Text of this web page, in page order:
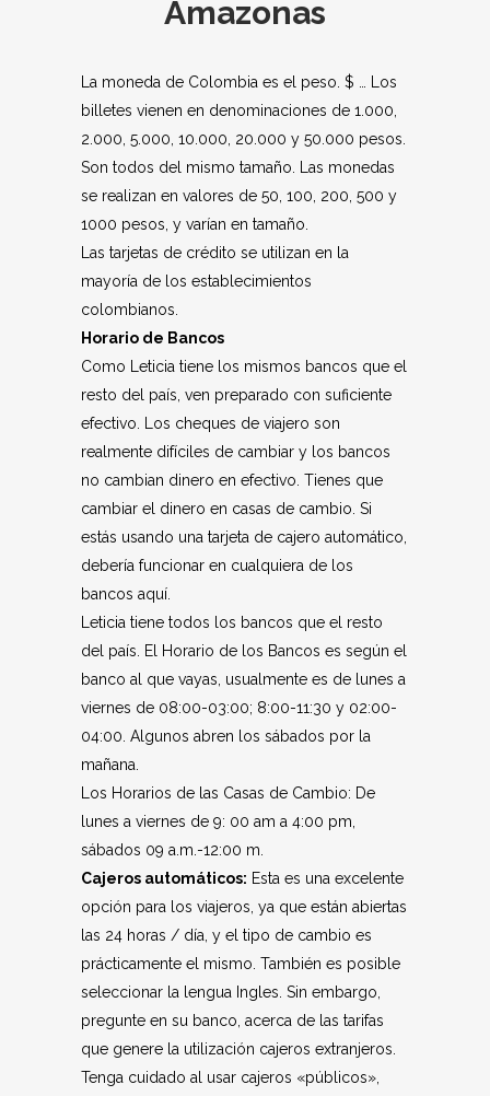
Amazonas
La moneda de Colombia es el peso. $ … Los
billetes vienen en denominaciones de 1.000,
2.000, 5.000, 10.000, 20.000 y 50.000 pesos.
Son todos del mismo tamaño. Las monedas
se realizan en valores de 50, 100, 200, 500 y
1000 pesos, y varían en tamaño.
Las tarjetas de crédito se utilizan en la
mayoría de los establecimientos
colombianos.
Horario de Bancos
Como Leticia tiene los mismos bancos que el
resto del país, ven preparado con suficiente
efectivo. Los cheques de viajero son
realmente difíciles de cambiar y los bancos
no cambian dinero en efectivo. Tienes que
cambiar el dinero en casas de cambio. Si
estás usando una tarjeta de cajero automático,
debería funcionar en cualquiera de los
bancos aquí.
Leticia tiene todos los bancos que el resto
del país. El Horario de los Bancos es según el
banco al que vayas, usualmente es de lunes a
viernes de 08:00-03:00; 8:00-11:30 y 02:00-
04:00. Algunos abren los sábados por la
mañana.
Los Horarios de las Casas de Cambio: De
lunes a viernes de 9: 00 am a 4:00 pm,
sábados 09 a.m.-12:00 m.
Cajeros automáticos: Esta es una excelente
opción para los viajeros, ya que están abiertas
las 24 horas / día, y el tipo de cambio es
prácticamente el mismo. También es posible
seleccionar la lengua Ingles. Sin embargo,
pregunte en su banco, acerca de las tarifas
que genere la utilización cajeros extranjeros.
Tenga cuidado al usar cajeros «públicos»,